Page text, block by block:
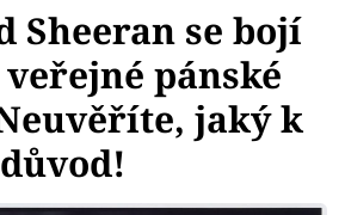
Sheeran se bojí
pánské
jaký k